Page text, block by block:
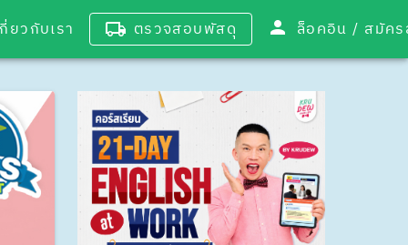
ยวกับเรา ตรวจสอบพัสดุ ล็อคอิน /